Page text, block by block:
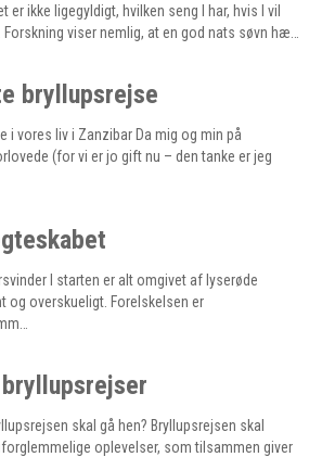
er ikke ligegyldigt, hvilken seng I har, hvis I vil
viser nemlig, at en god nats søvn hæ…
bryllupsrejse
i vores liv i Zanzibar Da mig og min på
(for vi er jo gift nu – den tanke er jeg
I starten er alt omgivet af lyserøde
og overskueligt. Forelskelsen er
skal gå hen? Bryllupsrejsen skal
oplevelser, som tilsammen giver